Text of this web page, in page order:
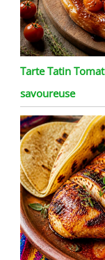
Tarte Tatin
savoureuse